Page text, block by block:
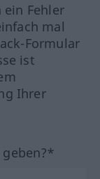
ein Fehler
mal
Formular
ist
Ihrer
geben?*